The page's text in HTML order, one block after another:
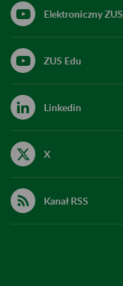
Elektroniczny ZUS
ZUS Edu
Linkedin
X
Kanał RSS